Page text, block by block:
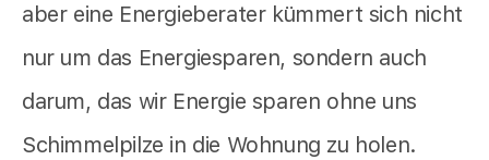
aber eine Energieberater kümmert sich nicht
nur um das Energiesparen, sondern auch
darum, das wir Energie sparen ohne uns
Schimmelpilze in die Wohnung zu holen.